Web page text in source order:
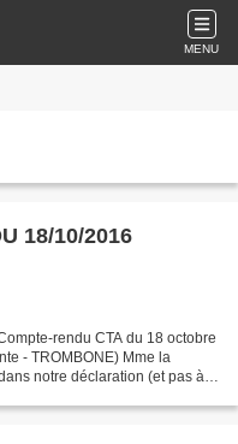
MENU
18/10/2016
rendu CTA du 18 octobre
- TROMBONE) Mme la
notre déclaration (et pas à